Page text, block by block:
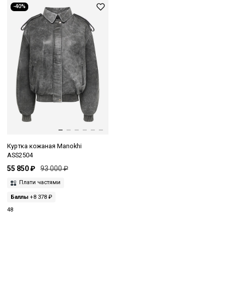
-40%
Куртка кожаная Manokhi
ASS2504
55 850 ₽ 93 000 ₽
Плати частями
Баллы +8 378 ₽
48